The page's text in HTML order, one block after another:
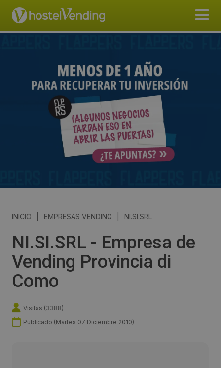
INICIO EMPRESAS VENDING NI.SI.SRL
NI.SI.SRL - Empresa de
Vending Provincia di
Como
Visitas (3388)
Publicado (Martes 07 Diciembre 2010)